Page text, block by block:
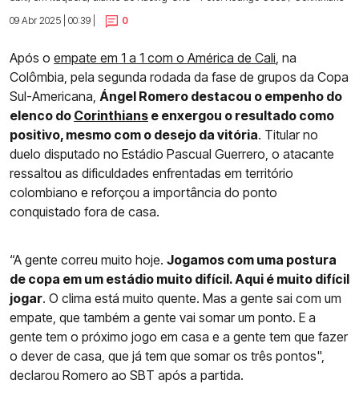
09 Abr 2025 | 00:39 |
0
Após o empate em 1 a 1 com o América de Cali , na
Colômbia, pela segunda rodada da fase de grupos da Copa
Sul-Americana, Ángel Romero destacou o empenho do
elenco do Corinthians e enxergou o resultado como
positivo, mesmo com o desejo da vitória. Titular no
duelo disputado no Estádio Pascual Guerrero, o atacante
ressaltou as dificuldades enfrentadas em território
colombiano e reforçou a importância do ponto
conquistado fora de casa.
“A gente correu muito hoje. Jogamos com uma postura
de copa em um estádio muito difícil. Aqui é muito difícil
jogar. O clima está muito quente. Mas a gente sai com um
empate, que também a gente vai somar um ponto. E a
gente tem o próximo jogo em casa e a gente tem que fazer
o dever de casa, que já tem que somar os três pontos",
declarou Romero ao SBT após a partida.